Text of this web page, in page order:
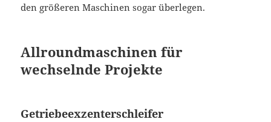
den größeren Maschinen sogar überlegen.
Allroundmaschinen für
wechselnde Projekte
Getriebeexzenterschleifer